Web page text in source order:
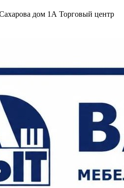
дом 1А Торговый центр